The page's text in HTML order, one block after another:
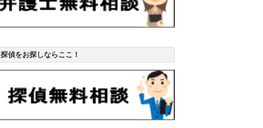
探偵をお探しならここ！